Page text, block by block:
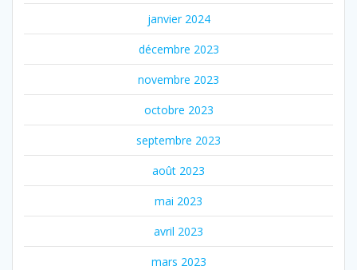
janvier 2024
décembre 2023
novembre 2023
octobre 2023
septembre 2023
août 2023
mai 2023
avril 2023
mars 2023